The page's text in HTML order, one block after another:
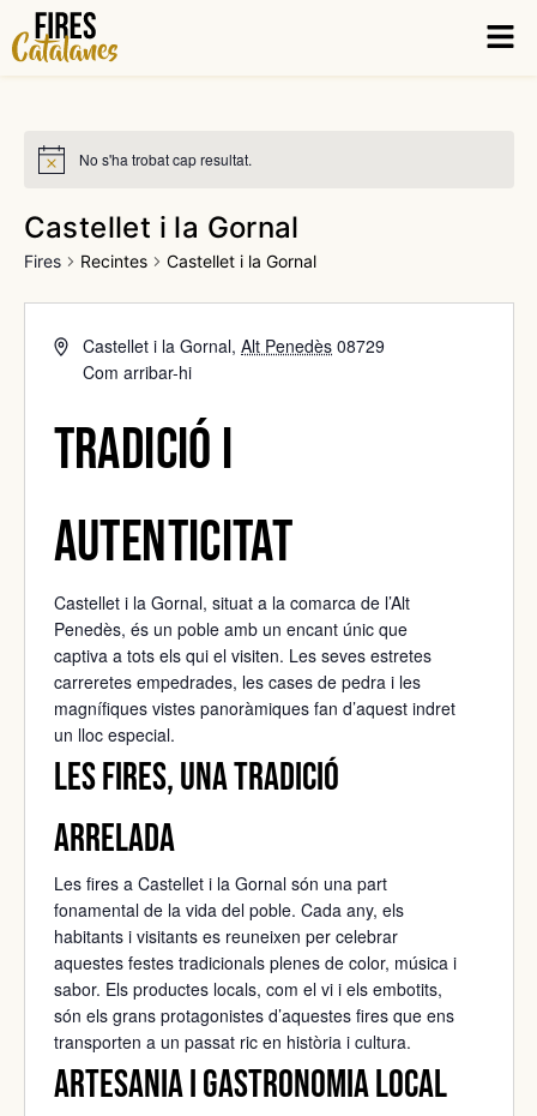
No s'ha trobat cap resultat.
Castellet i la Gornal
Fires Recintes Castellet i la Gornal
Castellet i la Gornal, Alt Penedès 08729
Com arribar-hi
Tradició i
autenticitat
Castellet i la Gornal, situat a la comarca de l’Alt
Penedès, és un poble amb un encant únic que
captiva a tots els qui el visiten. Les seves estretes
carreretes empedrades, les cases de pedra i les
magnífiques vistes panoràmiques fan d’aquest indret
un lloc especial.
Les fires, una tradició
arrelada
Les fires a Castellet i la Gornal són una part
fonamental de la vida del poble. Cada any, els
habitants i visitants es reuneixen per celebrar
aquestes festes tradicionals plenes de color, música i
sabor. Els productes locals, com el vi i els embotits,
són els grans protagonistes d’aquestes fires que ens
transporten a un passat ric en història i cultura.
Artesania i gastronomia local